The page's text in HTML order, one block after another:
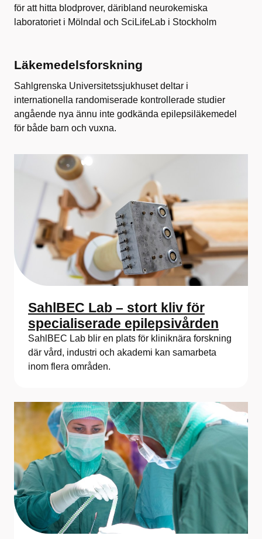
för att hitta blodprover, däribland neurokemiska
laboratoriet i Mölndal och SciLifeLab i Stockholm
Läkemedelsforskning
Sahlgrenska Universitetssjukhuset deltar i
internationella randomiserade kontrollerade studier
angående nya ännu inte godkända epilepsiläkemedel
för både barn och vuxna.
SahlBEC Lab – stort kliv för
specialiserade epilepsivården
SahlBEC Lab blir en plats för kliniknära forskning
där vård, industri och akademi kan samarbeta
inom flera områden.